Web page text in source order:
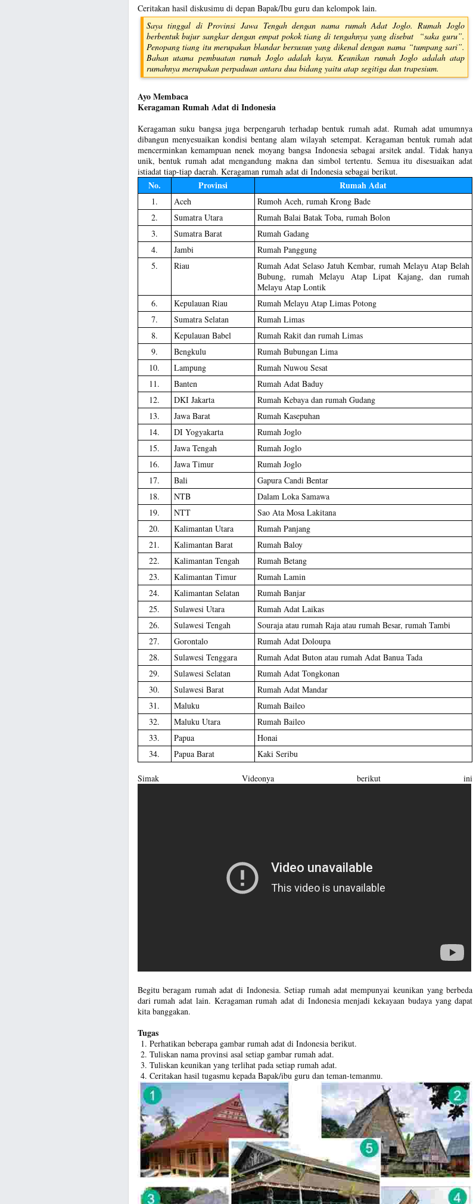
Ceritakan hasil diskusimu di depan Bapak/Ibu guru dan kelompok lain.
Saya tinggal di Provinsi Jawa Tengah dengan nama rumah Adat Joglo. Rumah Joglo
berbentuk bujur sangkar dengan empat pokok tiang di tengahnya yang disebut “saka guru”.
Penopang tiang itu merupakan blandar bersusun yang dikenal dengan nama “tumpang sari”.
Bahan utama pembuatan rumah Joglo adalah kayu. Keunikan rumah Joglo adalah atap
rumahnya merupakan perpaduan antara dua bidang yaitu atap segitiga dan trapesium.
Ayo Membaca
Keragaman Rumah Adat di Indonesia
Keragaman suku bangsa juga berpengaruh terhadap bentuk rumah adat. Rumah adat umumnya
dibangun menyesuaikan kondisi bentang alam wilayah setempat. Keragaman bentuk rumah adat
mencerminkan kemampuan nenek moyang bangsa Indonesia sebagai arsitek andal. Tidak hanya
unik, bentuk rumah adat mengandung makna dan simbol tertentu. Semua itu disesuaikan adat
istiadat tiap-tiap daerah. Keragaman rumah adat di Indonesia sebagai berikut.
No. Provinsi Rumah Adat
1. Aceh
Rumoh Aceh, rumah Krong Bade
2.
Sumatra Utara
Rumah Balai Batak Toba, rumah Bolon
3.
Sumatra Barat
Rumah Gadang
4.
Jambi
Rumah Panggung
5.
Riau
Rumah Adat Selaso Jatuh Kembar, rumah Melayu Atap Belah
Bubung, rumah Melayu Atap Lipat Kajang, dan rumah
Melayu Atap Lontik
6.
Kepulauan Riau
Rumah Melayu Atap Limas Potong
7.
Sumatra Selatan
Rumah Limas
8.
Kepulauan Babel
Rumah Rakit dan rumah Limas
9.
Bengkulu
Rumah Bubungan Lima
10.
Lampung
Rumah Nuwou Sesat
11.
Banten
Rumah Adat Baduy
12.
DKI Jakarta
Rumah Kebaya dan rumah Gudang
13.
Jawa Barat
Rumah Kasepuhan
14.
DI Yogyakarta
Rumah Joglo
15.
Jawa Tengah
Rumah Joglo
16.
Jawa Timur
Rumah Joglo
17.
Bali
Gapura Candi Bentar
18.
NTB
Dalam Loka Samawa
19.
NTT
Sao Ata Mosa Lakitana
20.
Kalimantan Utara
Rumah Panjang
21.
Kalimantan Barat
Rumah Baloy
22.
Kalimantan Tengah
Rumah Betang
23.
Kalimantan Timur
Rumah Lamin
24.
Kalimantan Selatan
Rumah Banjar
25.
Sulawesi Utara
Rumah Adat Laikas
26.
Sulawesi Tengah
Souraja atau rumah Raja atau rumah Besar, rumah Tambi
27.
Gorontalo
Rumah Adat Doloupa
28.
Sulawesi Tenggara
Rumah Adat Buton atau rumah Adat Banua Tada
29.
Sulawesi Selatan
Rumah Adat Tongkonan
30.
Sulawesi Barat
Rumah Adat Mandar
31.
Maluku
Rumah Baileo
32.
Maluku Utara
Rumah Baileo
33.
Papua
Honai
34.
Papua Barat Kaki Seribu
Simak Videonya berikut ini
Begitu beragam rumah adat di Indonesia. Setiap rumah adat mempunyai keunikan yang berbeda
dari rumah adat lain. Keragaman rumah adat di Indonesia menjadi kekayaan budaya yang dapat
kita banggakan.
Tugas
Perhatikan beberapa gambar rumah adat di Indonesia berikut.
Tuliskan nama provinsi asal setiap gambar rumah adat.
Tuliskan keunikan yang terlihat pada setiap rumah adat.
Ceritakan hasil tugasmu kepada Bapak/ibu guru dan teman-temanmu.